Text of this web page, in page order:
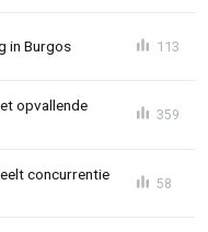
in Burgos 113
opvallende
359
concurrentie
58